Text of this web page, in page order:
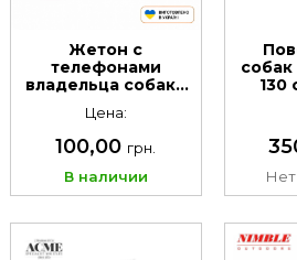
Жетон с
телефонами
владельца собаки
ошейник
Цена:
100,00 грн.
В наличии
собак
130
Нет